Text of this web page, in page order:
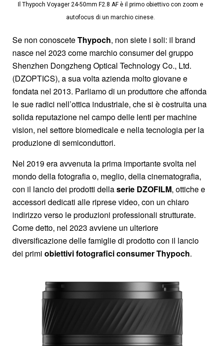
Il Thypoch Voyager 24-50mm F2.8 AF è il primo obiettivo con zoom e
autofocus di un marchio cinese.
Se non conosceteThypoch, non siete i soli: il brand
nasce nel 2023 come marchio consumer del gruppo
Shenzhen Dongzheng Optical Technology Co., Ltd.
(DZOPTICS), a sua volta azienda molto giovane e
fondata nel 2013. Parliamo di un produttore che affonda
le sue radici nell’ottica industriale, che si è costruita una
solida reputazione nel campo delle lenti per machine
vision, nel settore biomedicale e nella tecnologia per la
produzione di semiconduttori.
Nel 2019 era avvenuta la prima importante svolta nel
mondo della fotografia o, meglio, della cinematografia,
con il lancio dei prodotti dellaserie DZOFILM, ottiche e
accessori dedicati alle riprese video, con un chiaro
indirizzo verso le produzioni professionali strutturate.
Come detto, nel 2023 avviene un ulteriore
diversificazione delle famiglie di prodotto con il lancio
dei primi obiettivi fotografici consumer Thypoch.